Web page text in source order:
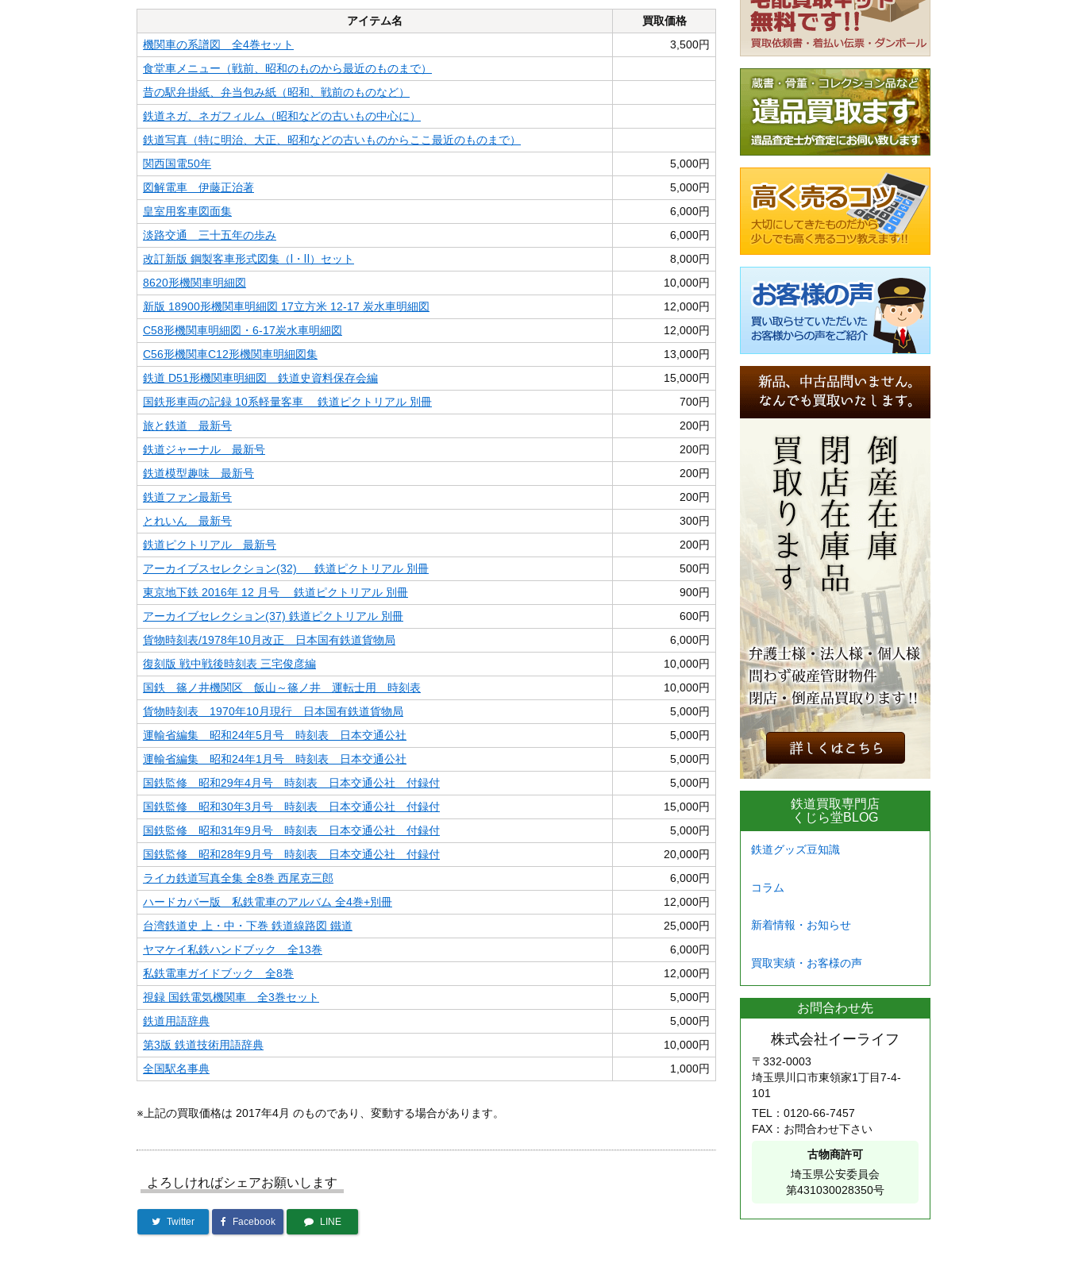
アイテム名
買取価格
機関車の系譜図 全4巻セット
3,500円
食堂車メニュー（戦前、昭和のものから最近のものまで）
昔の駅弁掛紙、弁当包み紙（昭和、戦前のものなど）
鉄道ネガ、ネガフィルム（昭和などの古いもの中心に）
鉄道写真（特に明治、大正、昭和などの古いものからここ最近のものまで）
関西国電50年
5,000円
図解電車 伊藤正治著
5,000円
皇室用客車図面集
6,000円
淡路交通 三十五年の歩み
6,000円
改訂新版 鋼製客車形式図集（Ⅰ・Ⅱ）セット
8,000円
8620形機関車明細図
10,000円
新版 18900形機関車明細図 17立方米 12-17 炭水車明細図
12,000円
C58形機関車明細図・6-17炭水車明細図
12,000円
C56形機関車C12形機関車明細図集
13,000円
鉄道 D51形機関車明細図 鉄道史資料保存会編
15,000円
国鉄形車両の記録 10系軽量客車 鉄道ピクトリアル 別冊
700円
旅と鉄道 最新号
200円
鉄道ジャーナル 最新号
200円
鉄道模型趣味 最新号
200円
鉄道ファン最新号
200円
とれいん 最新号
300円
鉄道ピクトリアル 最新号
200円
アーカイブスセレクション(32) 鉄道ピクトリアル 別冊
500円
東京地下鉄 2016年 12 月号 鉄道ピクトリアル 別冊
900円
アーカイブセレクション(37) 鉄道ピクトリアル 別冊
600円
貨物時刻表/1978年10月改正 日本国有鉄道貨物局
6,000円
復刻版 戦中戦後時刻表 三宅俊彦編
10,000円
国鉄 篠ノ井機関区 飯山～篠ノ井 運転士用 時刻表
10,000円
貨物時刻表 1970年10月現行 日本国有鉄道貨物局
5,000円
運輸省編集 昭和24年5月号 時刻表 日本交通公社
5,000円
運輸省編集 昭和24年1月号 時刻表 日本交通公社
5,000円
国鉄監修 昭和29年4月号 時刻表 日本交通公社 付録付
5,000円
国鉄監修 昭和30年3月号 時刻表 日本交通公社 付録付
15,000円
国鉄監修 昭和31年9月号 時刻表 日本交通公社 付録付
5,000円
国鉄監修 昭和28年9月号 時刻表 日本交通公社 付録付
20,000円
ライカ鉄道写真全集 全8巻 西尾克三郎
6,000円
ハードカバー版 私鉄電車のアルバム 全4巻+別冊
12,000円
台湾鉄道史 上・中・下巻 鉄道線路図 鐵道
25,000円
ヤマケイ私鉄ハンドブック 全13巻
6,000円
私鉄電車ガイドブック 全8巻
12,000円
視録 国鉄電気機関車 全3巻セット
5,000円
鉄道用語辞典
5,000円
第3版 鉄道技術用語辞典
10,000円
全国駅名事典
1,000円
※上記の買取価格は 2017年4月 のものであり、変動する場合があります。
よろしければシェアお願いします
Twitter Facebook LINE
鉄道買取専門店
くじら堂BLOG
鉄道グッズ豆知識
コラム
新着情報・お知らせ
買取実績・お客様の声
お問合わせ先
株式会社イーライフ
〒332-0003
埼玉県川口市東領家1丁目7-4-
101
TEL： 0120-66-7457
FAX：お問合わせ下さい
古物商許可
埼玉県公安委員会
第431030028350号